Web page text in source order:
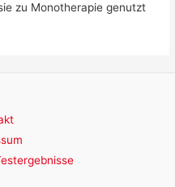
zu Monotherapie genutzt